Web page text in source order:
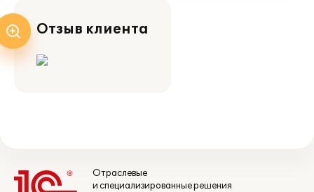
Отзыв клиента
Отраслевые
и специализированные решения